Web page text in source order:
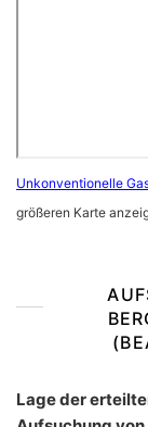
Unkonventionelle
größeren Karte
Lage der